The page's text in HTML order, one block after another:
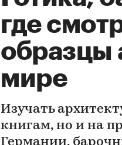
где
образцы
мире
Изучать
книгам, но и на